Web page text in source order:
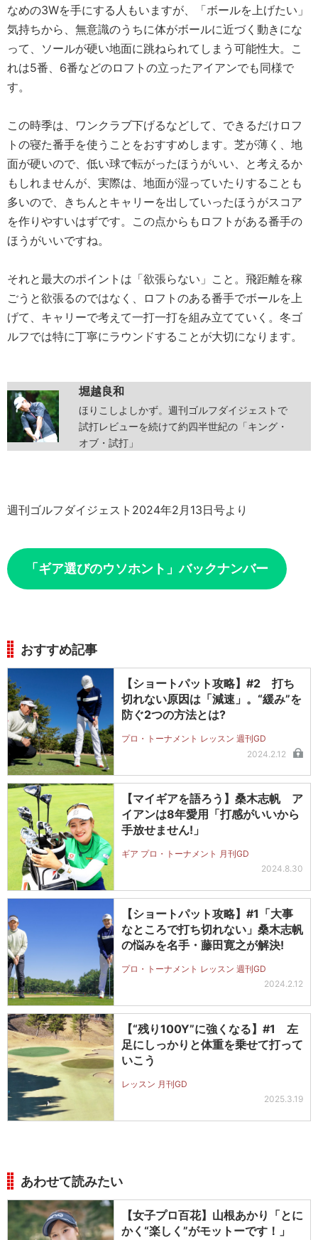
なめの3Wを手にする人もいますが、「ボールを上げたい」
気持ちから、無意識のうちに体がボールに近づく動きにな
って、ソールが硬い地面に跳ねられてしまう可能性大。こ
れは5番、6番などのロフトの立ったアイアンでも同様で
す。
この時季は、ワンクラブ下げるなどして、できるだけロフ
トの寝た番手を使うことをおすすめします。芝が薄く、地
面が硬いので、低い球で転がったほうがいい、と考えるか
もしれませんが、実際は、地面が湿っていたりすることも
多いので、きちんとキャリーを出していったほうがスコア
を作りやすいはずです。この点からもロフトがある番手の
ほうがいいですね。
それと最大のポイントは「欲張らない」こと。飛距離を稼
ごうと欲張るのではなく、ロフトのある番手でボールを上
げて、キャリーで考えて一打一打を組み立てていく。冬ゴ
ルフでは特に丁寧にラウンドすることが大切になります。
堀越良和
ほりこしよしかず。週刊ゴルフダイジェストで
試打レビューを続けて約四半世紀の「キング・
オブ・試打」
週刊ゴルフダイジェスト2024年2月13日号より
「ギア選びのウソホント」バックナンバー
おすすめ記事
【ショートパット攻略】#2 打ち
切れない原因は「減速」。“緩み”を
防ぐ2つの方法とは?
プロ・トーナメント レッスン 週刊GD
2024.2.12
【マイギアを語ろう】桑木志帆 ア
イアンは8年愛用「打感がいいから
手放せません!」
ギア プロ・トーナメント 月刊GD
2024.8.30
【ショートパット攻略】#1「大事
なところで打ち切れない」桑木志帆
の悩みを名手・藤田寛之が解決!
プロ・トーナメント レッスン 週刊GD
2024.2.12
【“残り100Y”に強くなる】#1 左
足にしっかりと体重を乗せて打って
いこう
レッスン 月刊GD
2025.3.19
あわせて読みたい
【女子プロ百花】山根あかり「とに
かく“楽しく”がモットーです！」